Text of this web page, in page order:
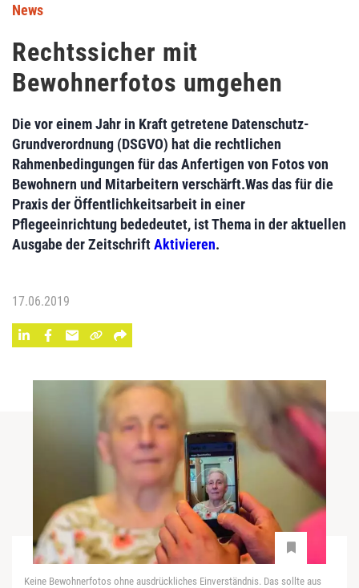
News
Rechtssicher mit
Bewohnerfotos umgehen
Die vor einem Jahr in Kraft getretene Datenschutz-
Grundverordnung (DSGVO) hat die rechtlichen
Rahmenbedingungen für das Anfertigen von Fotos von
Bewohnern und Mitarbeitern verschärft.Was das für die
Praxis der Öffentlichkeitsarbeit in einer
Pflegeeinrichtung bededeutet, ist Thema in der aktuellen
Ausgabe der ZeitschriftAktivieren.
17.06.2019
Keine Bewohnerfotos ohne ausdrückliches Einverständnis. Das sollte aus